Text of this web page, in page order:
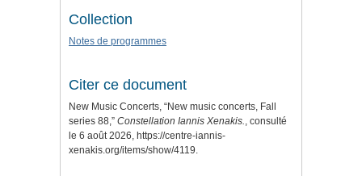
Collection
Notes de programmes
Citer ce document
New Music Concerts, “New music concerts, Fall
series 88,” Constellation Iannis Xenakis., consulté
le 6 août 2026, https://centre-iannis-
xenakis.org/items/show/4119.